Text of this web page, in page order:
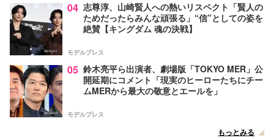
04 志尊淳、山崎賢人への熱いリスペクト「賢人の
ためだったらみんな頑張る」“信”としての姿を
絶賛【キングダム 魂の決戦】
モデルプレス
05 鈴木亮平ら出演者、劇場版「TOKYO MER」公
開延期にコメント「現実のヒーローたちにチー
ムMERから最大の敬意とエールを」
モデルプレス
もっとみる